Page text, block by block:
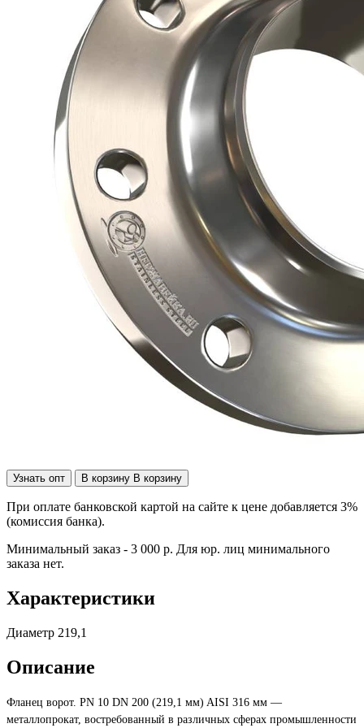
Узнать опт В корзину В корзину
При оплате банковской картой на сайте к цене добавляется 3%
(комиссия банка).
Минимальный заказ - 3 000 р. Для юр. лиц минимального
заказа нет.
Характеристики
Диаметр 219,1
Описание
Фланец ворот. PN 10 DN 200 (219,1 мм) AISI 316 мм —
металлопрокат, востребованный в различных сферах промышленности